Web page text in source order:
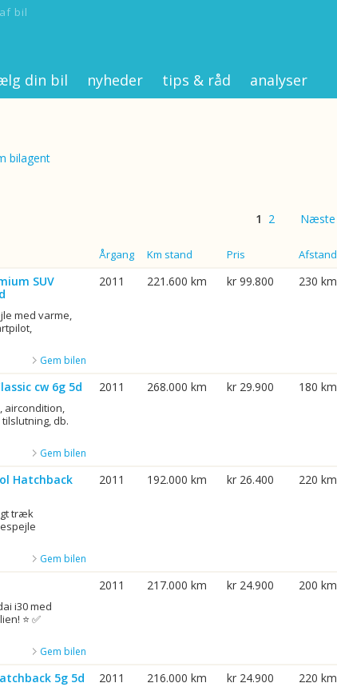
bil
din bil nyheder tips & råd analyser
bilagent
1 2 Næste
Årgang Km stand Pris Afstand
SUV
med varme,
Gem bilen
2011 221.600 km kr 99.800 230 km
cw 6g 5d
aircondition,
db.
Gem bilen
2011 268.000 km kr 29.900 180 km
Hatchback
træk
Gem bilen
2011 192.000 km kr 26.400 220 km
i30 med
⭐ ✅
Gem bilen
2011 217.000 km kr 24.900 200 km
5g 5d 2011 216.000 km kr 24.900 220 km